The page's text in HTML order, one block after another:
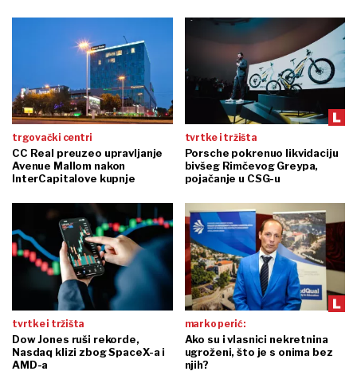
trgovački centri
CC Real preuzeo upravljanje
Avenue Mallom nakon
InterCapitalove kupnje
tvrtke i tržišta
Porsche pokrenuo likvidaciju
bivšeg Rimčevog Greypa,
pojačanje u CSG-u
tvrtke i tržišta
Dow Jones ruši rekorde,
Nasdaq klizi zbog SpaceX-a i
AMD-a
marko perić:
Ako su i vlasnici nekretnina
ugroženi, što je s onima bez
njih?